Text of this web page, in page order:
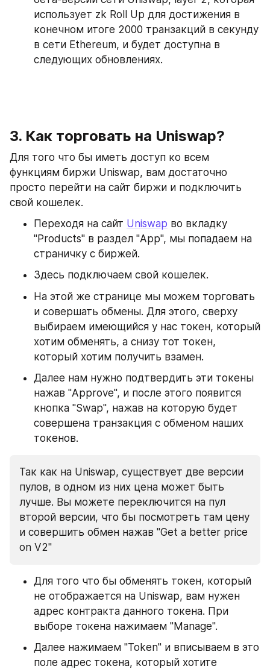
использует zk Roll Up для достижения в
конечном итоге 2000 транзакций в секунду
в сети Ethereum, и будет доступна в
следующих обновлениях.
3. Как торговать на Uniswap?
Для того что бы иметь доступ ко всем
функциям биржи Uniswap, вам достаточно
просто перейти на сайт биржи и подключить
свой кошелек.
Переходя на сайт Uniswap во вкладку
"Products" в раздел "App", мы попадаем на
страничку с биржей.
Здесь подключаем свой кошелек.
На этой же странице мы можем торговать
и совершать обмены. Для этого, сверху
выбираем имеющийся у нас токен, который
хотим обменять, а снизу тот токен,
который хотим получить взамен.
Далее нам нужно подтвердить эти токены
нажав "Approve", и после этого появится
кнопка "Swap", нажав на которую будет
совершена транзакция с обменом наших
токенов.
Так как на Uniswap, существует две версии
пулов, в одном из них цена может быть
лучше. Вы можете переключится на пул
второй версии, что бы посмотреть там цену
и совершить обмен нажав "Get a better price
on V2"
Для того что бы обменять токен, который
не отображается на Uniswap, вам нужен
адрес контракта данного токена. При
выборе токена нажимаем "Manage".
Далее нажимаем "Token" и вписываем в это
поле адрес токена, который хотите